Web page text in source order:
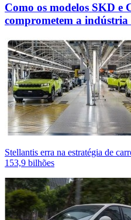
Como os modelos SKD e
comprometem a
Stellantis erra na estratégia de
153,9 bilhões